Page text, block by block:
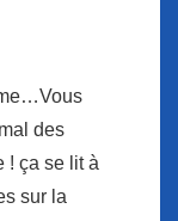
des
! ça se lit à
sur la